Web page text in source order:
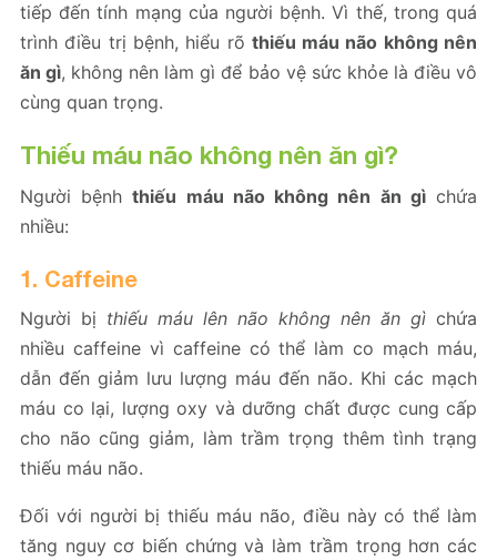
tiếp đến tính mạng của người bệnh. Vì thế, trong quá
trình điều trị bệnh, hiểu rõ thiếu máu não không nên
ăn gì, không nên làm gì để bảo vệ sức khỏe là điều vô
cùng quan trọng.
Thiếu máu não không nên ăn gì?
Người bệnhthiếu máu não không nên ăn gìchứa
nhiều:
1. Caffeine
Người bị thiếu máu lên não không nên ăn gì chứa
nhiều caffeine vì caffeine có thể làm co mạch máu,
dẫn đến giảm lưu lượng máu đến não. Khi các mạch
máu co lại, lượng oxy và dưỡng chất được cung cấp
cho não cũng giảm, làm trầm trọng thêm tình trạng
thiếu máu não.
Đối với người bị thiếu máu não, điều này có thể làm
tăng nguy cơ biến chứng và làm trầm trọng hơn các